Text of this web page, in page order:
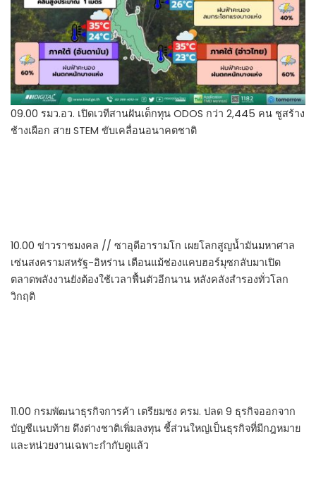
09.00 รมว.อว. เปิดเวทีสานฝันเด็กทุน ODOS กว่า 2,445 คน ชูสร้าง
ช้างเผือก สาย STEM ขับเคลื่อนอนาคตชาติ
10.00 ข่าวราชมงคล // ซาอุดีอารามโก เผยโลกสูญน้ำมันมหาศาล
เซ่นสงครามสหรัฐ-อิหร่าน เตือนแม้ช่องแคบฮอร์มุซกลับมาเปิด
ตลาดพลังงานยังต้องใช้เวลาฟื้นตัวอีกนาน หลังคลังสำรองทั่วโลก
วิกฤติ
11.00 กรมพัฒนาธุรกิจการค้า เตรียมชง ครม. ปลด 9 ธุรกิจออกจาก
บัญชีแนบท้าย ดึงต่างชาติเพิ่มลงทุน ชี้ส่วนใหญ่เป็นธุรกิจที่มีกฎหมาย
และหน่วยงานเฉพาะกำกับดูแล้ว